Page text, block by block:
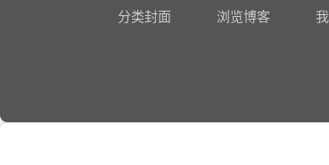
分类封面
浏览博客